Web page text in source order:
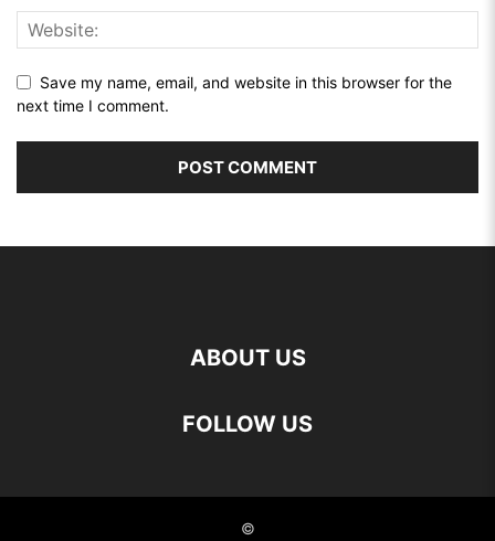
Save my name, email, and website in this browser for the
next time I comment.
ABOUT US
FOLLOW US
©